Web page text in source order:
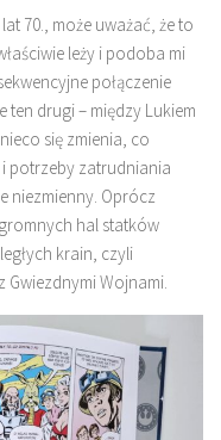
70., może uważać, że to
leży i podoba mi
połączenie
drugi – między Lukiem
się zmienia, co
potrzeby zatrudniania
niezmienny. Oprócz
hal statków
krain, czyli
Wojnami.